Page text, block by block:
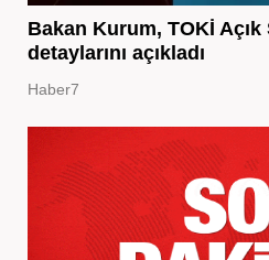
Bakan Kurum, TOKİ Açık
detaylarını açıkladı
Haber7